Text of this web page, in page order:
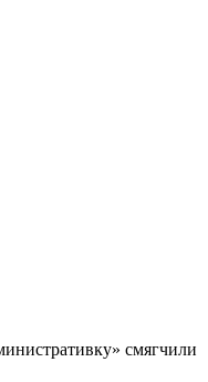
смягчили